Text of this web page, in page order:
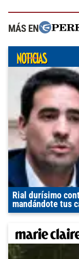
MÁS EN
Rial durísimo
mandándote tus